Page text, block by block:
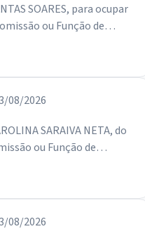
SOARES, para ocupar
ou Função de
08/2026
SARAIVA NETA, do
ou Função de
08/2026